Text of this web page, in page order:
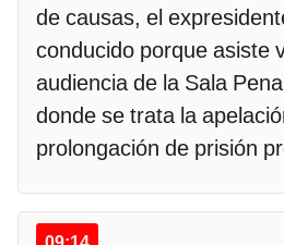
de causas, el
conducido porque asiste
audiencia de la Sala
donde se trata la
prolongación de prisión